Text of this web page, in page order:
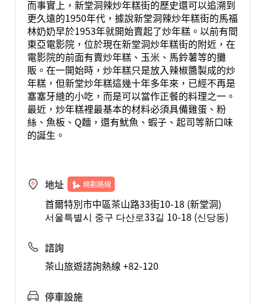
而事實上，新堂洞辣炒年糕街的歷史還可以追溯到
更久遠的1950年代，據說新堂洞辣炒年糕街的馬福
林奶奶早於1953年就開始賣起了炒年糕。以前有間
東亞電影院，位於現在新堂洞炒年糕街的附近，在
電影院的前面有賣炒年糕、玉米、馬鈴薯等的攤
販。在一開始時，炒年糕只是放入辣椒醬製成的炒
年糕，但新堂炒年糕這幾十年多年來，已經不再是
塞塞牙縫的小吃，而是可以當作正餐的料理之一。
最近，炒年糕裡最基本的材料必須具備雞蛋、粉
絲、魚板、Q麵，還有魷魚、蝦子、起司等新口味
的誕生。
地址 規劃路線
首爾特別市中區茶山路33街10-18 (新堂洞)
서울특별시 중구 다산로33길 10-18 (신당동)
諮詢
茶山旅遊諮詢熱線 +82-120
停車設施